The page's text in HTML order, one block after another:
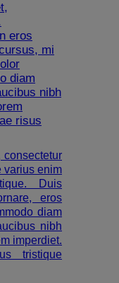
eros
mi
diam
nibh
risus
consectetur
varius enim
Duis
eros
diam
nibh
imperdiet.
tristique